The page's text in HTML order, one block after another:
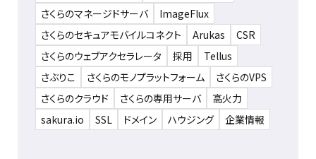
さくらのマネージドサーバ
ImageFlux
さくらのセキュアモバイルコネクト
Arukas
CSR
さくらのウェブアクセラレータ
採用
Tellus
さぶりこ
さくらのモノプラットフォーム
さくらのVPS
さくらのクラウド
さくらの専用サーバ
高火力
sakura.io
SSL ドメイン ハウジング 企業情報